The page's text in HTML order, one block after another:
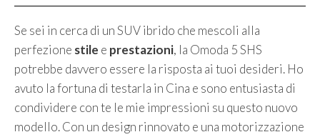
Se sei in cerca di un SUV ibrido che mescoli alla
perfezione stile e prestazioni, la Omoda 5 SHS
potrebbe davvero essere la risposta ai tuoi desideri. Ho
avuto la fortuna di testarla in Cina e sono entusiasta di
condividere con te le mie impressioni su questo nuovo
modello. Con un design rinnovato e una motorizzazione